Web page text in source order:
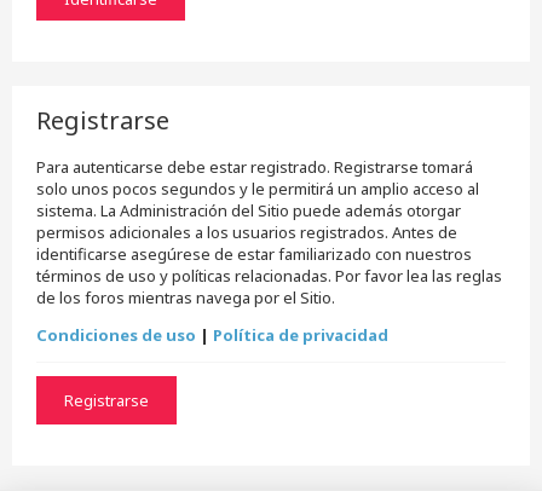
Registrarse
Para autenticarse debe estar registrado. Registrarse tomará
solo unos pocos segundos y le permitirá un amplio acceso al
sistema. La Administración del Sitio puede además otorgar
permisos adicionales a los usuarios registrados. Antes de
identificarse asegúrese de estar familiarizado con nuestros
términos de uso y políticas relacionadas. Por favor lea las reglas
de los foros mientras navega por el Sitio.
Condiciones de uso | Política de privacidad
Registrarse